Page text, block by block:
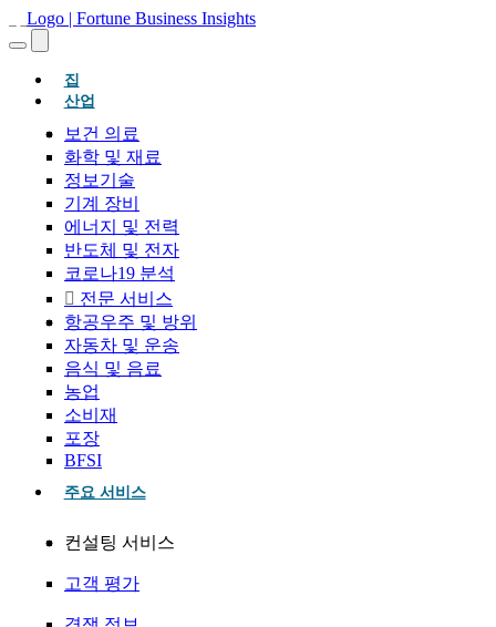
집(현재의)
산업
보건 의료
화학 및 재료
정보기술
기계 장비
에너지 및 전력
반도체 및 전자
코로나19 분석
전문 서비스
항공우주 및 방위
자동차 및 운송
음식 및 음료
농업
소비재
포장
BFSI
주요 서비스
컨설팅 서비스
고객 평가